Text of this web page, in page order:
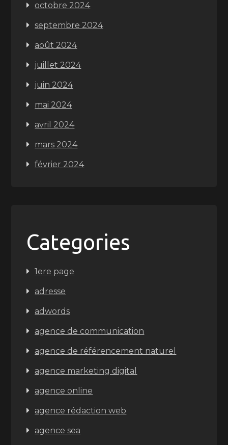
octobre 2024
septembre 2024
août 2024
juillet 2024
juin 2024
mai 2024
avril 2024
mars 2024
février 2024
Categories
1ere page
adresse
adwords
agence de communication
agence de référencement naturel
agence marketing digital
agence online
agence rédaction web
agence sea